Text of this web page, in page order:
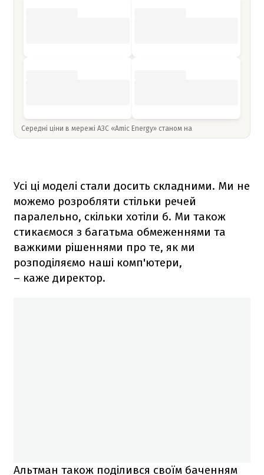
Середні ціни в мережі АЗС «Amic Energy» станом на
Усі ці моделі стали досить складними. Ми не
можемо розробляти стільки речей
паралельно, скільки хотіли б. Ми також
стикаємося з багатьма обмеженнями та
важкими рішеннями про те, як ми
розподіляємо наші комп'ютери,
– каже директор.
Альтман також поділився своїм баченням